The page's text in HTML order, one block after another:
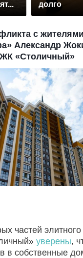
долго
с
Александр
«Столичный»
частей
уверены,
в собственные